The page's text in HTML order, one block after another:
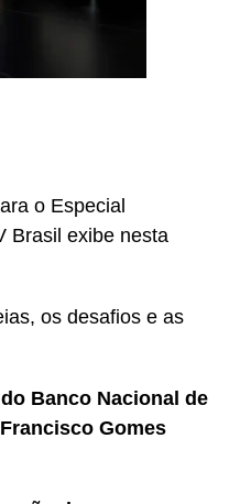
o Especial
Brasil exibe nesta
os desafios e as
Banco Nacional de
Gomes